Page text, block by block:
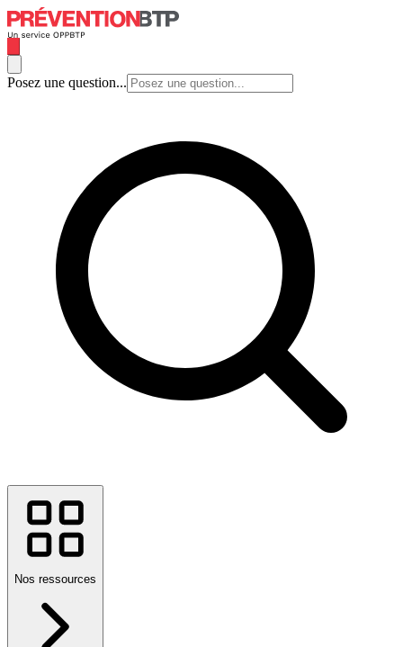
Posez une question...
Nos ressources